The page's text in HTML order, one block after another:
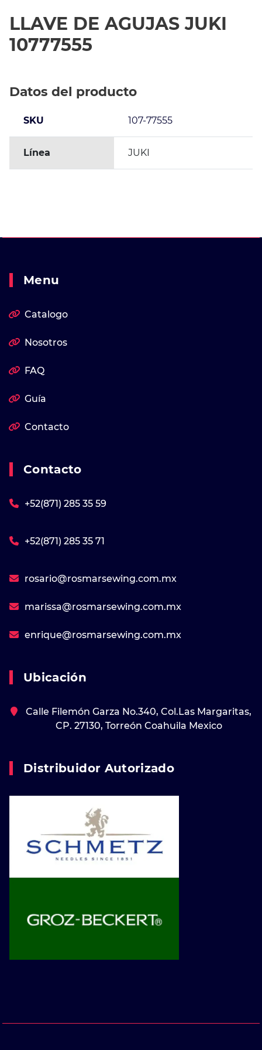
LLAVE DE AGUJAS JUKI
10777555
Datos del producto
SKU 107-77555
Línea JUKI
Menu
Catalogo
Nosotros
FAQ
Guía
Contacto
Contacto
+52(871) 285 35 59
+52(871) 285 35 71
rosario@rosmarsewing.com.mx
marissa@rosmarsewing.com.mx
enrique@rosmarsewing.com.mx
Ubicación
Calle Filemón Garza No.340, Col.Las Margaritas,
CP. 27130, Torreón Coahuila Mexico
Distribuidor Autorizado